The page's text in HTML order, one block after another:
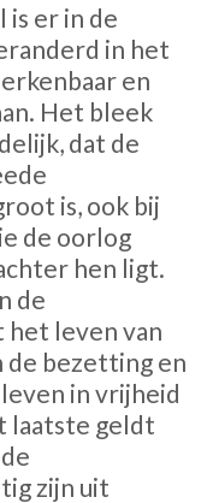
er in de
in het
en
Het bleek
dat de
is, ook bij
de oorlog
hen ligt.
de
leven van
de bezetting en
in vrijheid
laatste geldt
zijn uit